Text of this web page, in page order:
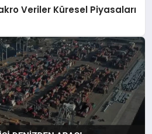
Veriler Küresel Piyasaları